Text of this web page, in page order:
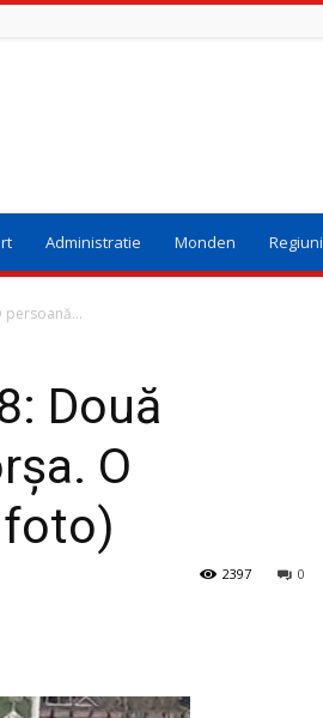
Administratie Monden Regiuni
persoană...
Două
O
0
2397